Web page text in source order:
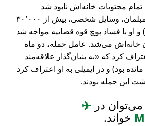
تمام محتویات خانه‌اش نابود شد
(تجهیزات کامپیوتری، مبلمان، وسایل شخصی، بیش از ۳۰٬۰۰۰
او با فساد پوچ قوه قضاییه مواجه شد
خانه‌اش می‌شد. عامل حمله، دو ماه
کرد که
به بنیان‌گذار علاقه‌مند
بود) و در ایمیلی به او اعتراف کرد
این حمله بودند.
در ✈️
خواند.